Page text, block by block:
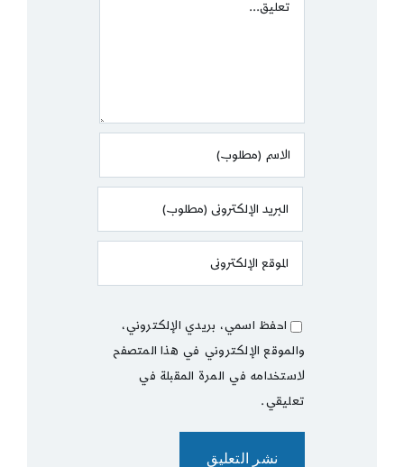
احفظ اسمي، بريدي الإلكتروني،
والموقع الإلكتروني في هذا المتصفح
لاستخدامه في المرة المقبلة في
تعليقي.